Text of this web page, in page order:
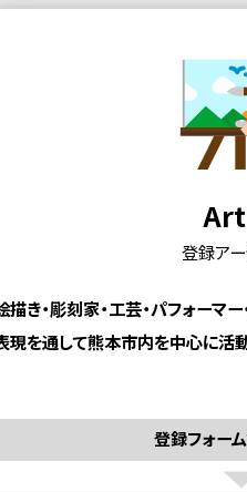
登録アー
描き・彫刻家・工芸・パフォーマ
現を通して熊本市内を中心に活
登録フォー